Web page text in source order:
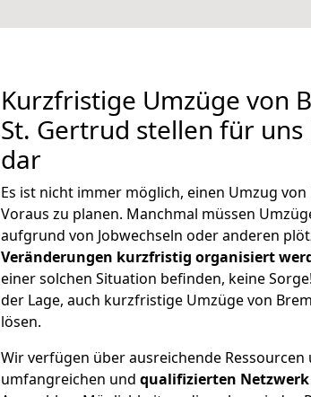
Kurzfristige Umzüge von
St. Gertrud stellen für
dar
Es ist nicht immer möglich, einen Umzug
Voraus zu planen. Manchmal müssen
aufgrund von Jobwechseln oder anderen
Veränderungen kurzfristig organisiert
einer solchen Situation befinden, keine
der Lage, auch kurzfristige Umzüge von
lösen.
Wir verfügen über ausreichende
umfangreichen und qualifizierten Netzwerk